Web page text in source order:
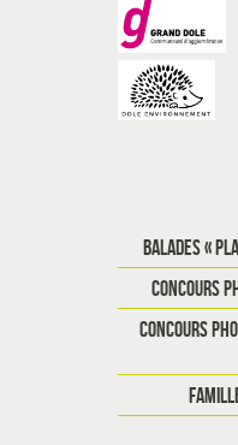
BALADES «
CONCOURS
CONCOURS